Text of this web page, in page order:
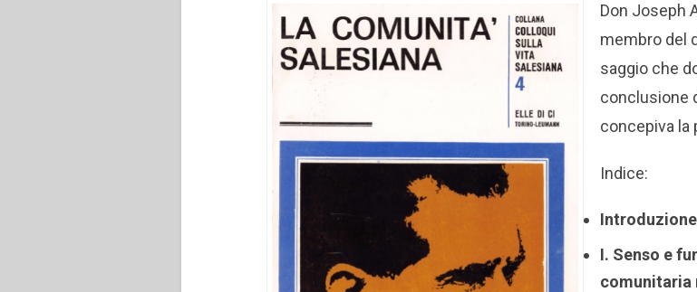
Don Joseph
membro del
saggio che
conclusione
concepiva la
Indice:
I. Senso e
comunitaria